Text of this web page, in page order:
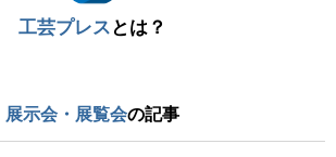
工芸プレス とは？
展示会・展覧会の記事